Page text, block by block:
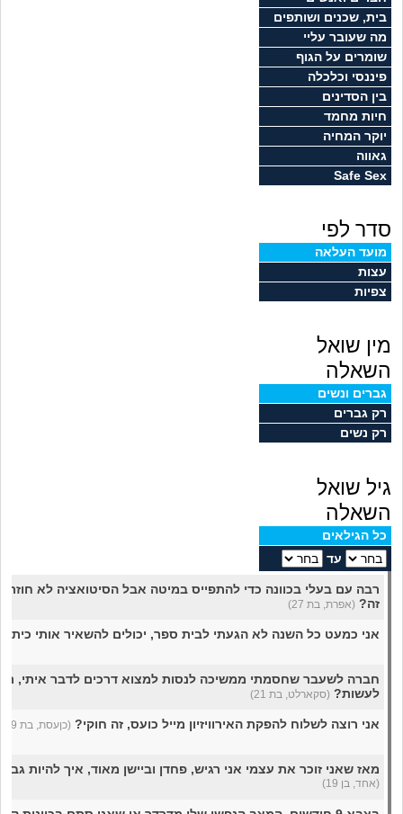
חיות מחמד
יוקר המחיה
גאווה
בית, שכנים ושותפים
מה שעובר עליי
שומרים על הגוף
פיננסי וכלכלה
בין הסדינים
חיות מחמד
יוקר המחיה
גאווה
Safe Sex
סדר לפי
מועד העלאה
עצות
צפיות
מין שואל
השאלה
גברים ונשים
רק גברים
רק נשים
גיל שואל
השאלה
כל הגילאים
עד
רבה עם בעלי בכוונה כדי להתפייס במיטה אבל הסיטואציה לא
זה? (אפרת, בת 27)
אני כמעט כל השנה לא הגעתי לבית ספר, יכולים להשאיר אותי
חברה לשעבר שחסמתי ממשיכה לנסות למצוא דרכים לדבר איתי,
לעשות? (סקארלט, בת 21)
אני רוצה לשלוח להפקת האירוויזיון מייל כועס, זה חוקי? (כןעסת, בת 19)
מאז שאני זוכר את עצמי אני רגיש, פחדן וביישן מאוד, איך להיות
(אחד, בן 19)